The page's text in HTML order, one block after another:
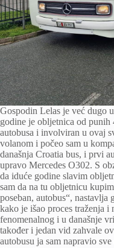
Gospodin Lelas je već dugo
godine je obljetnica od
autobusa i involviran u ovaj
volanom i počeo sam u
današnja Croatia bus, i prvi
upravo Mercedes O302. S
da iduće godine slavim
sam da na tu obljetnicu
poseban, autobus“, nastavlja
kako je išao proces traženja i
fenomenalnog i u današnje
također i jedan vid zahvale
autobusu ja sam napravio